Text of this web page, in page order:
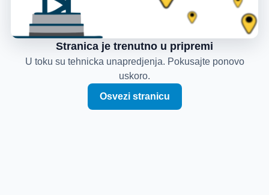
Stranica je trenutno u pripremi
U toku su tehnicka unapredjenja. Pokusajte ponovo
uskoro.
Osvezi stranicu